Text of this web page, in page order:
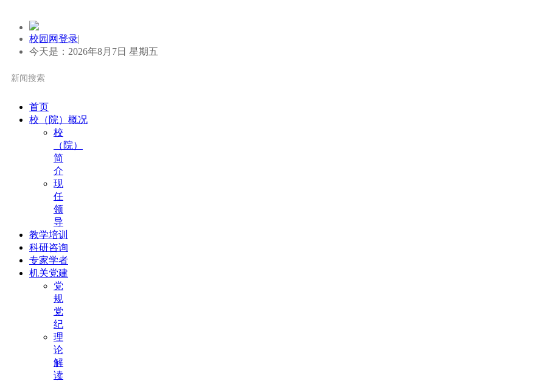
校园网登录|
今天是：2026年8月7日 星期五
首页
校（院）概况
校
（院）
简
介
现
任
领
导
教学培训
科研咨询
专家学者
机关党建
党
规
党
纪
理
论
解
读